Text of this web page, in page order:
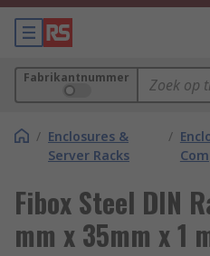
Fabrikantnummer
/ Enclosures &
Server Racks
/
Fibox Steel DIN
mm x 35mm x 1